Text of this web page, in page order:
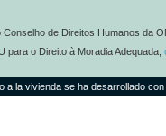
de Direitos Humanos da
para o Direito à Moradia Adequada,
a la vivienda se ha desarrollado